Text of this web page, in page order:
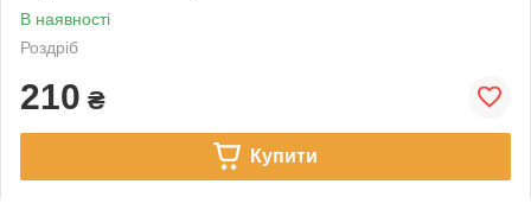
В наявності
Роздріб
210 ₴
Купити